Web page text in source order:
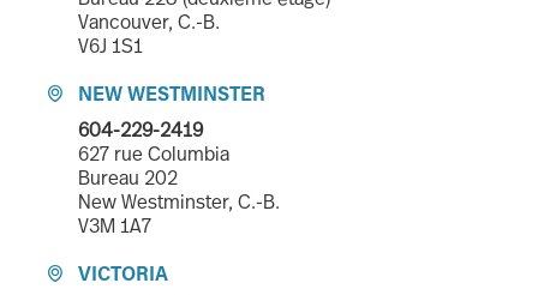
Vancouver, C.-B.
V6J 1S1

NEW WESTMINSTER
604-229-2419
627 rue Columbia
Bureau 202
New Westminster, C.-B.
V3M 1A7

VICTORIA